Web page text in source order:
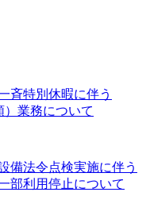
斉特別休暇に伴う
業務について
備法令点検実施に伴う
部利用停止について